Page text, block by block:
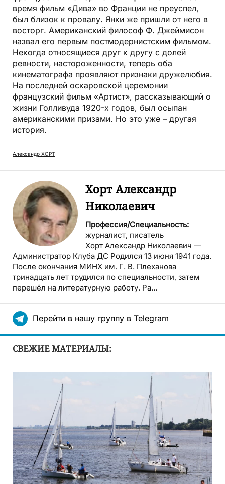
время фильм «Дива» во Франции не преуспел,
был близок к провалу. Янки же пришли от него в
восторг. Американский философ Ф. Джеймисон
назвал его первым постмодернистским фильмом.
Некогда относящиеся друг к другу с долей
ревности, настороженности, теперь оба
кинематографа проявляют признаки дружелюбия.
На последней оскаровской церемонии
французский фильм «Артист», рассказывающий о
жизни Голливуда 1920-х годов, был осыпан
американскими призами. Но это уже – другая
история.
Александр ХОРТ
Хорт Александр
Николаевич
Профессия/Специальность:
журналист, писатель
Хорт Александр Николаевич —
Администратор Клуба ДС Родился 13 июня 1941 года.
После окончания МИНХ им. Г. В. Плеханова
тринадцать лет трудился по специальности, затем
перешёл на литературную работу. Ра...
Перейти в нашу группу в Telegram
СВЕЖИЕ МАТЕРИАЛЫ: